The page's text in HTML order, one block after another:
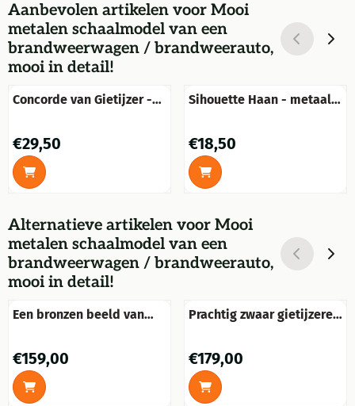
Aanbevolen artikelen voor Mooi
metalen schaalmodel van een
brandweerwagen / brandweerauto,
mooi in detail!
Concorde van Gietijzer -
Prijs: 29,50
€29,50
Sihouette Haan - metaal
Prijs: 18,50
€18,50
Alternatieve artikelen voor Mooi
metalen schaalmodel van een
brandweerwagen / brandweerauto,
mooi in detail!
Een bronzen beeld van
Prijs: 159,00
€159,00
Prachtig zwaar gietijzeren
Prijs: 179,00
€179,00